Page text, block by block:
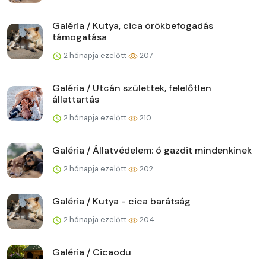
Galéria / Kutya, cica örökbefogadás
támogatása
2 hónapja ezelőtt 207
Galéria / Utcán születtek, felelőtlen
állattartás
2 hónapja ezelőtt 210
Galéria / Állatvédelem: ó gazdit mindenkinek
2 hónapja ezelőtt 202
Galéria / Kutya - cica barátság
2 hónapja ezelőtt 204
Galéria / Cicaodu